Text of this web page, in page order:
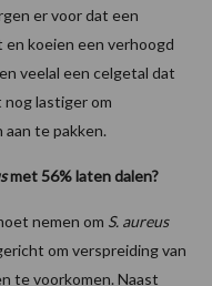
er voor dat een
koeien een verhoogd
veelal een celgetal dat
lastiger om
te pakken.
met 56% laten dalen?
nemen om S. aureus
om verspreiding van
te voorkomen. Naast